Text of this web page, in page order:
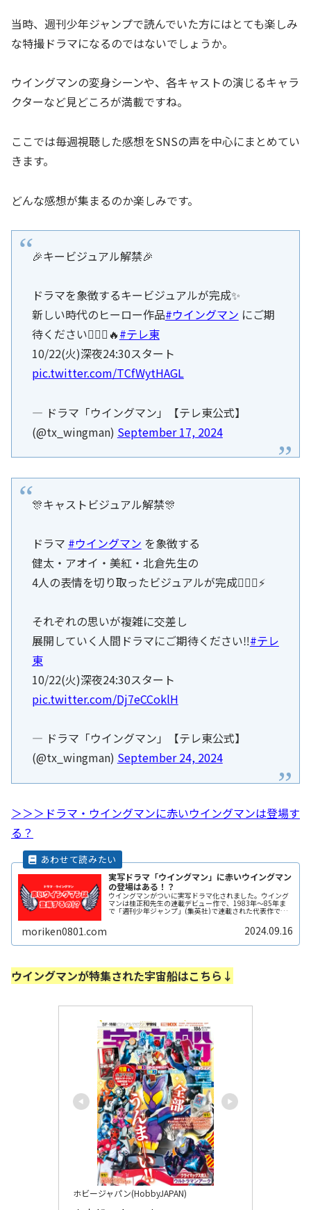
当時、週刊少年ジャンプで読んでいた方にはとても楽しみ
な特撮ドラマになるのではないでしょうか。
ウイングマンの変身シーンや、各キャストの演じるキャラ
クターなど見どころが満載ですね。
ここでは毎週視聴した感想をSNSの声を中心にまとめてい
きます。
どんな感想が集まるのか楽しみです。
🎉キービジュアル解禁🎉
ドラマを象徴するキービジュアルが完成✨
新しい時代のヒーロー作品#ウイングマン にご期
待ください🦸🏻‍♂️🔥#テレ東
10/22(火)深夜24:30スタート
pic.twitter.com/TCfWytHAGL
— ドラマ「ウイングマン」【テレ東公式】
(@tx_wingman) September 17, 2024
🎊キャストビジュアル解禁🎊
ドラマ #ウイングマン を象徴する
健太・アオイ・美紅・北倉先生の
4人の表情を切り取ったビジュアルが完成🦸🏻‍♂️⚡️
それぞれの思いが複雑に交差し
展開していく人間ドラマにご期待ください‼️#テレ
東
10/22(火)深夜24:30スタート
pic.twitter.com/Dj7eCCoklH
— ドラマ「ウイングマン」【テレ東公式】
(@tx_wingman) September 24, 2024
＞＞＞ドラマ・ウイングマンに赤いウイングマンは登場す
る？
実写ドラマ「ウイングマン」に赤いウイングマン
の登場はある！？
ウイングマンがついに実写ドラマ化されました。ウイング
マンは桂正和先生の連載デビュー作で、1983年〜85年ま
で「週刊少年ジャンプ」(集英社)で連載された代表作で
moriken0801.com 2024.09.16
ウイングマンが特集された宇宙船はこちら↓
ホビージャパン(HobbyJAPAN)